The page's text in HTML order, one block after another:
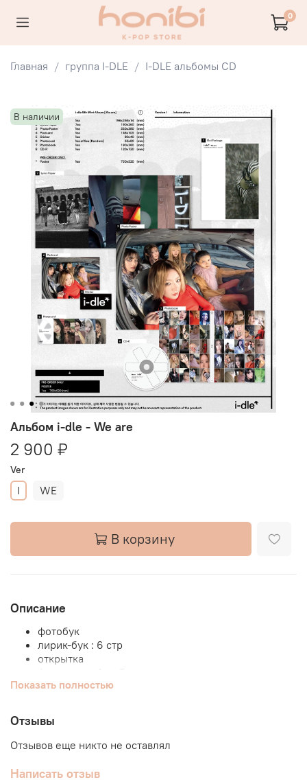
0
Главная группа I-DLE I-DLE альбомы CD
В наличии
Альбом i-dle - We are
2 900 ₽
Ver
I WE
В корзину
Описание
фотобук
лирик-бук : 6 стр
открытка
сложенный плакат
Показать полностью
Отзывы
Отзывов еще никто не оставлял
Написать отзыв